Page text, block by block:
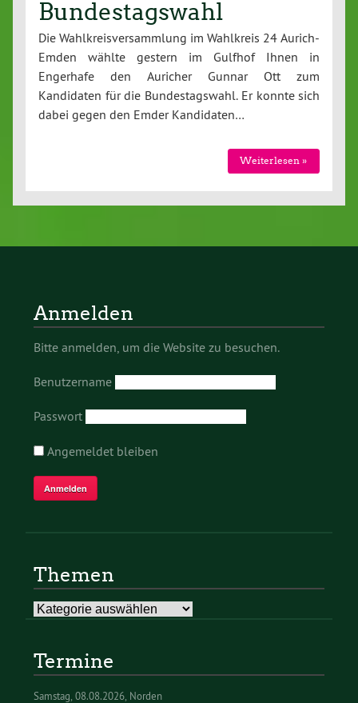
Bundestagswahl
Die Wahlkreisversammlung im Wahlkreis 24 Aurich-
Emden wählte gestern im Gulfhof Ihnen in
Engerhafe den Auricher Gunnar Ott zum
Kandidaten für die Bundestagswahl. Er konnte sich
dabei gegen den Emder Kandidaten…
Weiterlesen »
Anmelden
Bitte anmelden, um die Website zu besuchen.
Benutzername
Passwort
Angemeldet bleiben
Themen
Themen
Termine
Samstag 08.08.2026 Norden